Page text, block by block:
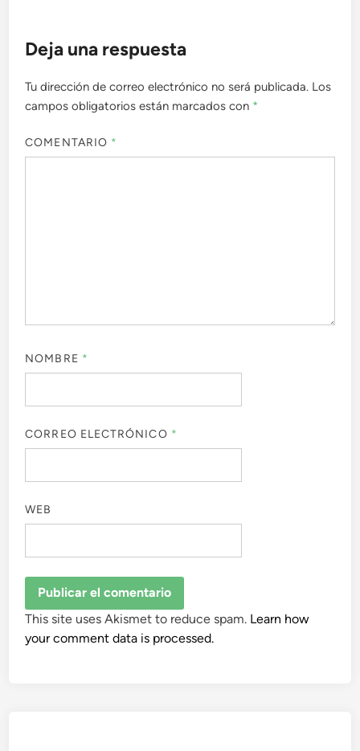
Deja una respuesta
Tu dirección de correo electrónico no será publicada. Los
campos obligatorios están marcados con *
COMENTARIO *
NOMBRE *
CORREO ELECTRÓNICO *
WEB
This site uses Akismet to reduce spam. Learn how
your comment data is processed.